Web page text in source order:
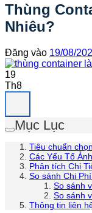
Thùng
Nhiêu?
Đăng vào 19/08/
19
Th8
Mục Lục
Tiêu chuẩn
Các Yếu Tố
Phân tích Chi
So sánh Chi
So sánh
So sánh
Thông tin liên